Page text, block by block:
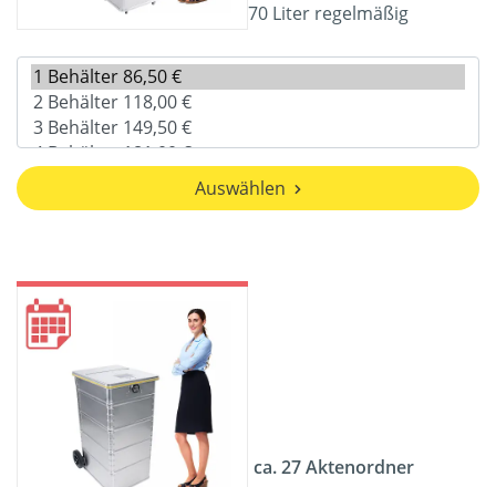
70 Liter regelmäßig
Auswählen
ca. 27 Aktenordner